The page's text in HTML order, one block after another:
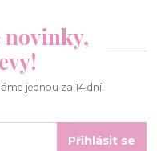
novinky,
jednou za 14 dní.
Přihlásit se